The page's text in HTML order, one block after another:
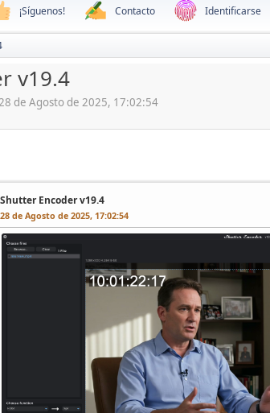
¡Síguenos! Contacto Identificarse
v19.4
de Agosto de 2025, 17:02:54
Shutter Encoder v19.4
28 de Agosto de 2025, 17:02:54